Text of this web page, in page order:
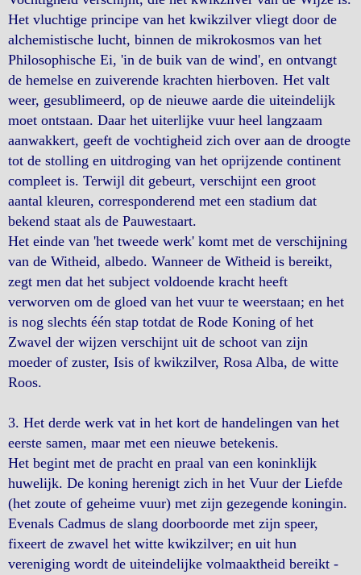
Het vluchtige principe van het kwikzilver vliegt door de
alchemistische lucht, binnen de mikrokosmos van het
Philosophische Ei, 'in de buik van de wind', en ontvangt
de hemelse en zuiverende krachten hierboven. Het valt
weer, gesublimeerd, op de nieuwe aarde die uiteindelijk
moet ontstaan. Daar het uiterlijke vuur heel langzaam
aanwakkert, geeft de vochtigheid zich over aan de droogte
tot de stolling en uitdroging van het oprijzende continent
compleet is. Terwijl dit gebeurt, verschijnt een groot
aantal kleuren, corresponderend met een stadium dat
bekend staat als de Pauwestaart.
Het einde van 'het tweede werk' komt met de verschijning
van de Witheid, albedo. Wanneer de Witheid is bereikt,
zegt men dat het subject voldoende kracht heeft
verworven om de gloed van het vuur te weerstaan; en het
is nog slechts één stap totdat de Rode Koning of het
Zwavel der wijzen verschijnt uit de schoot van zijn
moeder of zuster, Isis of kwikzilver, Rosa Alba, de witte
Roos.
3. Het derde werk vat in het kort de handelingen van het
eerste samen, maar met een nieuwe betekenis.
Het begint met de pracht en praal van een koninklijk
huwelijk. De koning herenigt zich in het Vuur der Liefde
(het zoute of geheime vuur) met zijn gezegende koningin.
Evenals Cadmus de slang doorboorde met zijn speer,
fixeert de zwavel het witte kwikzilver; en uit hun
vereniging wordt de uiteindelijke volmaaktheid bereikt -